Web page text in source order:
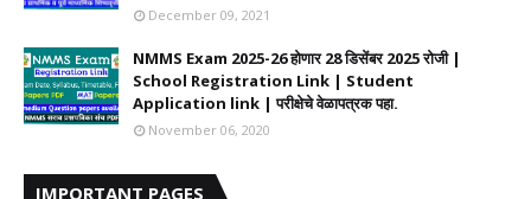
December 09, 2021
NMMS Exam 2025-26 होणार 28 डिसेंबर 2025 रोजी |
School Registration Link | Student
Application link | परीक्षेचे वेळापत्रक पहा.
November 06, 2020
IMPORTANT PAGES